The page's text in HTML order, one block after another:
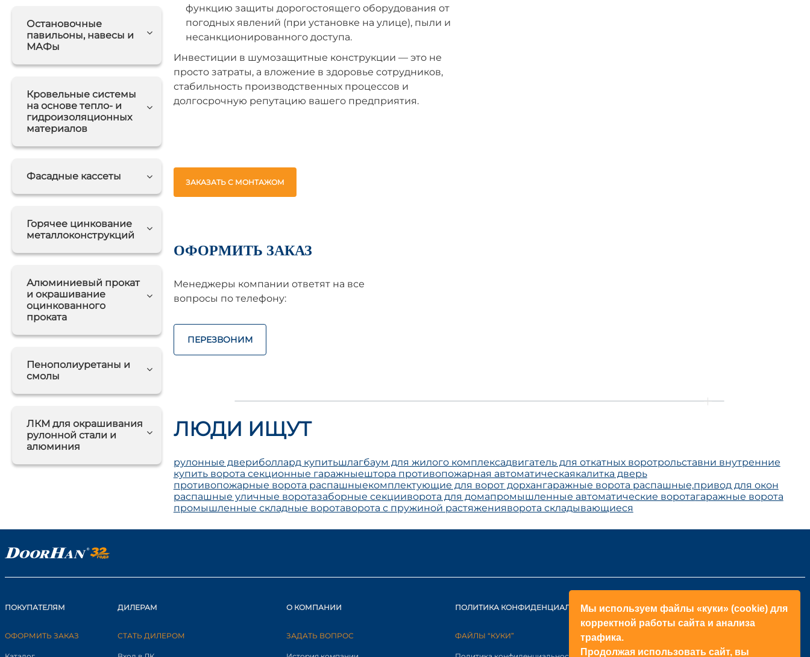
Мы используем файлы «куки» (cookie) для
корректной работы сайта и анализа
трафика.
Продолжая использовать сайт, вы
Остановочные
павильоны, навесы и
МАФы
Кровельные системы
на основе тепло- и
гидроизоляционных
материалов
Фасадные кассеты
Горячее цинкование
металлоконструкций
Алюминиевый прокат
и окрашивание
оцинкованного
проката
Пенополиуретаны и
смолы
ЛКМ для окрашивания
рулонной стали и
алюминия
функцию защиты дорогостоящего оборудования от
погодных явлений (при установке на улице), пыли и
несанкционированного доступа.
Инвестиции в шумозащитные конструкции — это не
просто затраты, а вложение в здоровье сотрудников,
стабильность производственных процессов и
долгосрочную репутацию вашего предприятия.
ЗАКАЗАТЬ С МОНТАЖОМ
ОФОРМИТЬ ЗАКАЗ
Менеджеры компании ответят на все
вопросы по телефону:
ПЕРЕЗВОНИМ
ЛЮДИ ИЩУТ
рулонные двериболлард купитьшлагбаум для жилого комплексадвигатель для откатных воротрольставни внутренние
купить ворота секционные гаражныештора противопожарная автоматическаякалитка дверь
противопожарные ворота распашныекомплектующие для ворот дорхангаражные ворота распашные,привод для окон
распашные уличные воротазаборные секцииворота для домапромышленные автоматические воротагаражные ворота
промышленные складные воротаворота с пружиной растяженияворота складывающиеся
ПОКУПАТЕЛЯМ
ОФОРМИТЬ ЗАКАЗ
ДИЛЕРАМ
СТАТЬ ДИЛЕРОМ
О КОМПАНИИ
ЗАДАТЬ ВОПРОС
ПОЛИТИКА КОНФИДЕНЦИАЛЬНОСТИ
ФАЙЛЫ “КУКИ”
КОНТАКТЫ